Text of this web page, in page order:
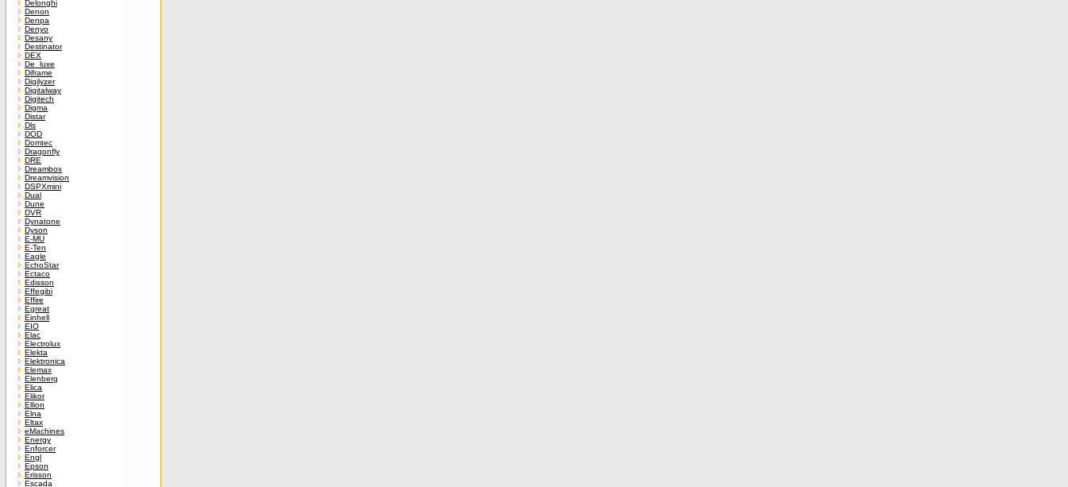
Delonghi
Denon
Denpa
Denyo
Desany
Destinator
DEX
De_luxe
Diframe
Digilyzer
Digitalway
Digitech
Digma
Distar
Dls
DOD
Domtec
Dragonfly
DRE
Dreambox
Dreamvision
DSPXmini
Dual
Dune
DVR
Dynatone
Dyson
E-MU
E-Ten
Eagle
EchoStar
Ectaco
Edisson
Effegibi
Effire
Egreat
Einhell
EIO
Elac
Electrolux
Elekta
Elektronica
Elemax
Elenberg
Elica
Elikor
Ellion
Elna
Eltax
eMachines
Energy
Enforcer
Engl
Epson
Erisson
Escada